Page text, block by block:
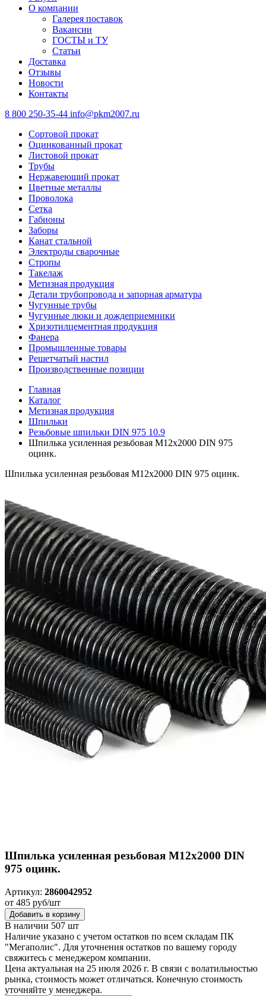
О компании
Галерея поставок
Вакансии
ГОСТЫ и ТУ
Статьи
Доставка
Отзывы
Новости
Контакты
8 800 250-35-44 info@pkm2007.ru
Сортовой прокат
Оцинкованный прокат
Листовой прокат
Трубы
Нержавеющий прокат
Цветные металлы
Проволока
Сетка
Габионы
Заборы
Канат стальной
Электроды сварочные
Стропы
Такелаж
Метизная продукция
Детали трубопровода и запорная арматура
Чугунные трубы
Чугунные люки и дождеприемники
Хризотилцементная продукция
Фанера
Промышленные товары
Решетчатый настил
Производственные позиции
Главная
Каталог
Метизная продукция
Шпильки
Резьбовые шпильки DIN 975 10.9
Шпилька усиленная резьбовая M12x2000 DIN 975
оцинк.
Шпилька усиленная резьбовая M12x2000 DIN 975 оцинк.
Шпилька усиленная резьбовая M12x2000 DIN
975 оцинк.
Артикул: 2860042952
от 485 руб/шт
Добавить в корзину
В наличии 507 шт
Наличие указано с учетом остатков по всем складам ПК
"Мегаполис". Для уточнения остатков по вашему городу
свяжитесь с менеджером компании.
Цена актуальная на 25 июля 2026 г. В связи с волатильностью
рынка, стоимость может отличаться. Конечную стоимость
уточняйте у менеджера.